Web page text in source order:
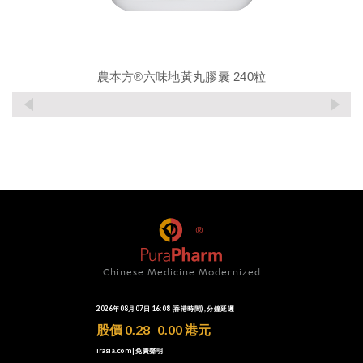
農本方®六味地黃丸膠囊 240粒
Chinese Medicine Modernized